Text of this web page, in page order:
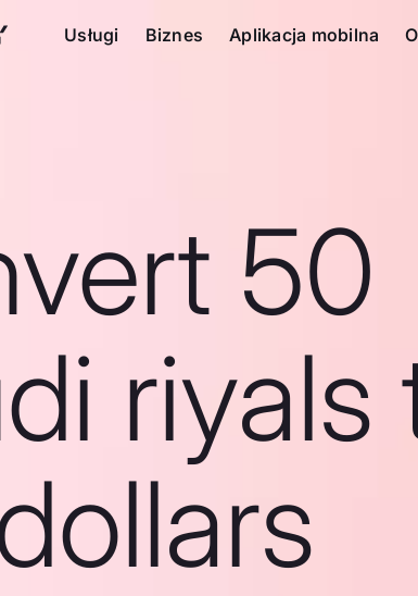
Usługi Biznes Aplikacja mobilna
50
riyals